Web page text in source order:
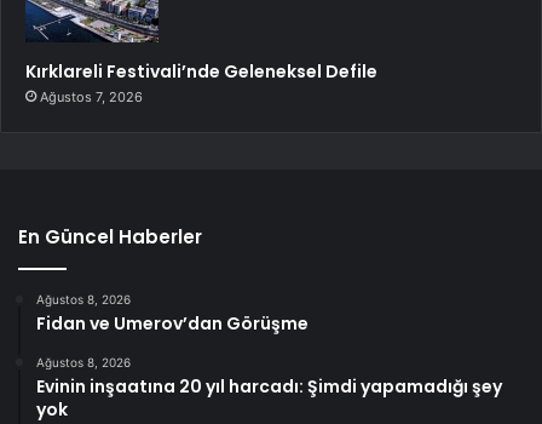
Kırklareli Festivali’nde Geleneksel Defile
Ağustos 7, 2026
En Güncel Haberler
Ağustos 8, 2026
Fidan ve Umerov’dan Görüşme
Ağustos 8, 2026
Evinin inşaatına 20 yıl harcadı: Şimdi yapamadığı şey
yok